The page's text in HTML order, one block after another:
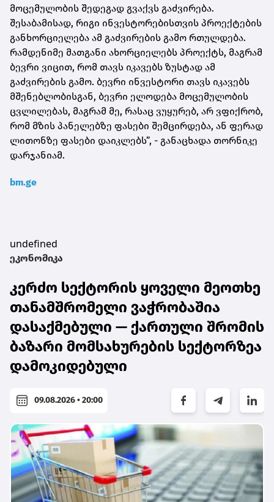
მოცემულობის შედეგად გვაქვს გაძვირება.
შესაბამისად, რიგი ინვესტორებისთვის პროექტების
განხორციელება ამ გაძვირების გამო რთულდება.
რამდენიმე მათგანი ახორციელებს პროექტს, მაგრამ
ბევრი ვიცით, რომ თავს იკავებს ზუსტად ამ
გაძვირების გამო. ბევრი ინვესტორი თავს იკავებს
მშენებლობისგან, ბევრი ელოდება მოცემულობის
ცვლილებას, მაგრამ მე, რასაც ვუყურებ, არ ვფიქრობ,
რომ მზის პანელებზე ფასები შემცირდება, ან ფერად
ლითონზე ფასები დაიკლებს”, - განაცხადა თორნიკე
დარჯანიამ.
bm.ge
undefined
ეკონომიკა
კერძო სექტორის ყოველი მეოთხე
თანამშრომელი ვაჭრობაშია
დასაქმებული — ქართული შრომის
ბაზარი მომსახურების სექტორზეა
დამოკიდებული
09.08.2026 • 20:00